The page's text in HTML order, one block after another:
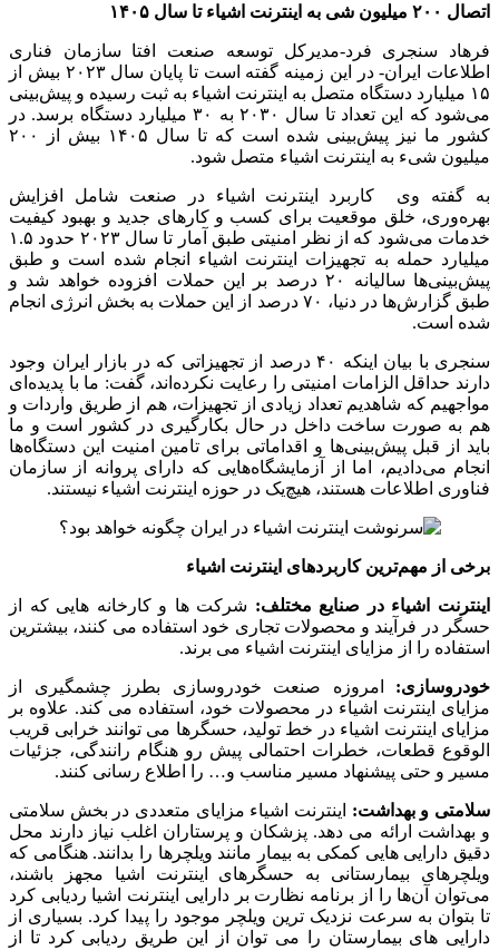
اتصال ۲۰۰ میلیون شی به اینترنت اشیاء تا سال ۱۴۰۵
فرهاد سنجری فرد-مدیرکل توسعه صنعت افتا سازمان فناری
اطلاعات ایران- در این زمینه گفته است تا پایان سال ۲۰۲۳ بیش از
۱۵ میلیارد دستگاه متصل به اینترنت اشیاء به ثبت رسیده و پیش‌بینی
می‌شود که این تعداد تا سال ۲۰۳۰ به ۳۰ میلیارد دستگاه برسد. در
کشور ما نیز پیش‌بینی شده است که تا سال ۱۴۰۵ بیش از ۲۰۰
میلیون شیء به اینترنت اشیاء متصل شود.
به گفته وی کاربرد اینترنت اشیاء در صنعت شامل افزایش
بهره‌وری، خلق موقعیت برای کسب و کارهای جدید و بهبود کیفیت
خدمات می‌شود که از نظر امنیتی طبق آمار تا سال ۲۰۲۳ حدود ۱.۵
میلیارد حمله به تجهیزات اینترنت اشیاء انجام شده است و طبق
پیش‌بینی‌ها سالیانه ۲۰ درصد بر این حملات افزوده خواهد شد و
طبق گزارش‌ها در دنیا، ۷۰ درصد از این حملات به بخش انرژی انجام
شده است.
سنجری با بیان اینکه ۴۰ درصد از تجهیزاتی که در بازار ایران وجود
دارند حداقل الزامات امنیتی را رعایت نکرده‌اند، گفت: ما با پدیده‌ای
مواجهیم که شاهدیم تعداد زیادی از تجهیزات، هم از طریق واردات و
هم به صورت ساخت داخل در حال بکارگیری در کشور است و ما
باید از قبل پیش‌بینی‌ها و اقداماتی برای تامین امنیت این دستگاه‌ها
انجام می‌دادیم، اما از آزمایشگاه‌هایی که دارای پروانه از سازمان
فناوری اطلاعات هستند، هیچ‌یک در حوزه اینترنت اشیاء نیستند.
برخی از مهم‌ترین کاربردهای اینترنت اشیاء
اینترنت اشیاء در صنایع مختلف: شرکت ها و کارخانه هایی که از
حسگر در فرآیند و محصولات تجاری خود استفاده می کنند، بیشترین
استفاده را از مزایای اینترنت اشیاء می برند.
خودروسازی:
امروزه صنعت خودروسازی بطرز چشمگیری از
مزایای اینترنت اشیاء در محصولات خود، استفاده می کند. علاوه بر
مزایای اینترنت اشیاء در خط تولید، حسگرها می توانند خرابی قریب
الوقوع قطعات، خطرات احتمالی پیش رو هنگام رانندگی، جزئیات
مسیر و حتی پیشنهاد مسیر مناسب و… را اطلاع رسانی کنند.
سلامتی و بهداشت:
اینترنت اشیاء مزایای متعددی در بخش سلامتی
و بهداشت ارائه می دهد. پزشکان و پرستاران اغلب نیاز دارند محل
دقیق دارایی هایی کمکی به بیمار مانند ویلچرها را بدانند. هنگامی که
ویلچرهای بیمارستانی به حسگرهای اینترنت اشیا مجهز باشند،
می‌توان آن‌ها را از برنامه نظارت بر دارایی اینترنت اشیا ردیابی کرد
تا بتوان به سرعت نزدیک ‌ترین ویلچر موجود را پیدا کرد. بسیاری از
دارایی های بیمارستان را می توان از این طریق ردیابی کرد تا از